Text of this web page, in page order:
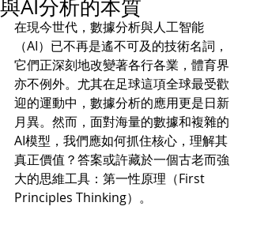
與AI分析的本質
在現今世代，數據分析與人工智能
（AI）已不再是遙不可及的技術名詞，
它們正深刻地改變著各行各業，體育界
亦不例外。尤其在足球這項全球最受歡
迎的運動中，數據分析的應用更是日新
月異。然而，面對海量的數據和複雜的
AI模型，我們應如何抓住核心，理解其
真正價值？答案或許藏於一個古老而強
大的思維工具：第一性原理（First
Principles Thinking）。